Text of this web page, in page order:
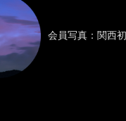
会員写真：関西